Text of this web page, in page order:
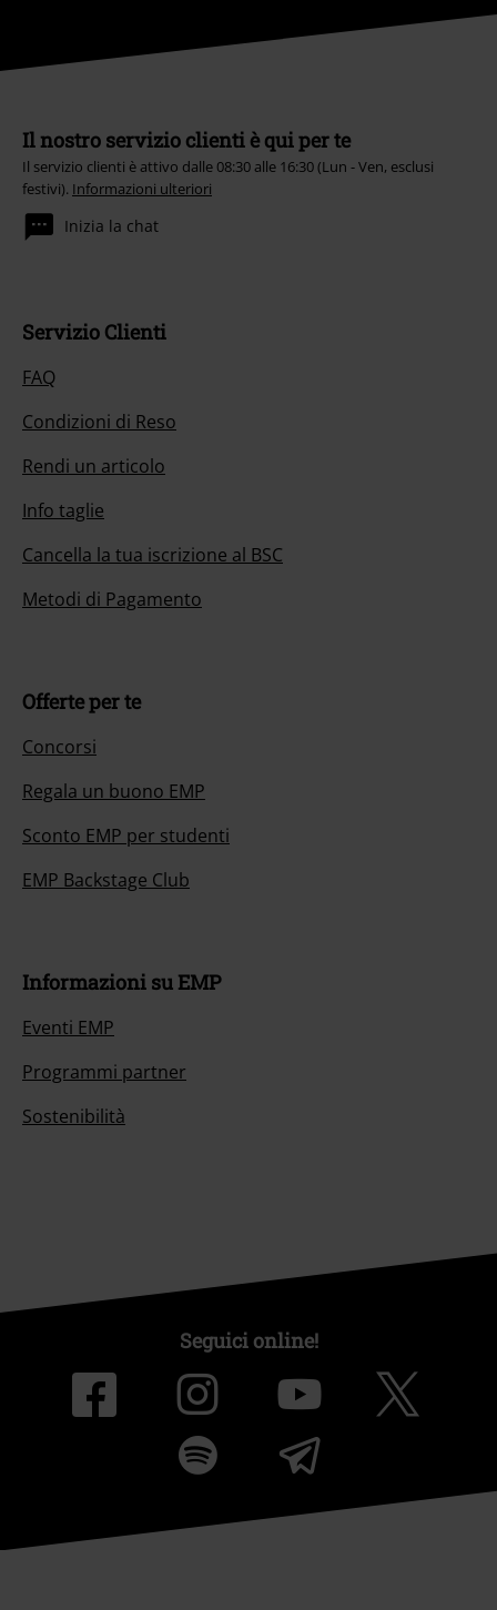
Il nostro servizio clienti è qui per te
Il servizio clienti è attivo dalle 08:30 alle 16:30 (Lun - Ven, esclusi
festivi). Informazioni ulteriori
Inizia la chat
Servizio Clienti
FAQ
Condizioni di Reso
Rendi un articolo
Info taglie
Cancella la tua iscrizione al BSC
Metodi di Pagamento
Offerte per te
Concorsi
Regala un buono EMP
Sconto EMP per studenti
EMP Backstage Club
Informazioni su EMP
Eventi EMP
Programmi partner
Sostenibilità
Seguici online!